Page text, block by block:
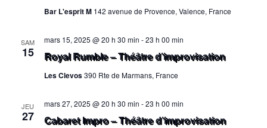
Bar L'esprit M 142 avenue de Provence, Valence, France
SAM
15 Royal Rumble – Théâtre d’improvisation
mars 15, 2025 @ 20 h 30 min -23 h 00 min
Les Clevos390 Rte de Marmans, France
JEU
27 Cabaret Impro – Théâtre d’improvisation
mars 27, 2025 @ 20 h 30 min -23 h 00 min